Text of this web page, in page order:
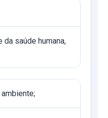
da saúde humana,